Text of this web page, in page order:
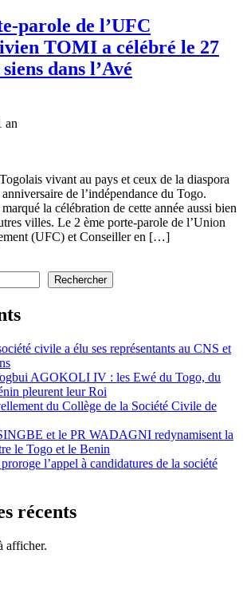
parole de l’UFC
TOMI a célébré le 27
dans l’Avé
an
vivant au pays et ceux de la diaspora
de l’indépendance du Togo.
la célébration de cette année aussi bien
villes. Le 2 ème porte-parole de l’Union
(UFC) et Conseiller en […]
Rechercher
civile a élu ses représentants au CNS et
AGOKOLI IV : les Ewé du Togo, du
pleurent leur Roi
du Collège de la Société Civile de
et le PR WADAGNI redynamisent la
le Togo et le Benin
l’appel à candidatures de la société
récents
afficher.